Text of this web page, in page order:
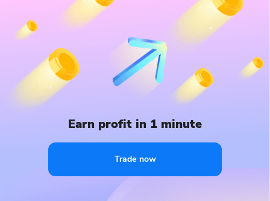
Earn profit in 1 minute
Trade now